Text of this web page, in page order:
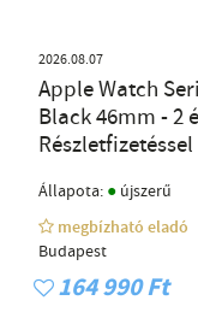
2026.08.07
Apple Watch
Black 46mm - 2
Állapota: ● újszerű
megbízható eladó
Budapest
164 990 Ft